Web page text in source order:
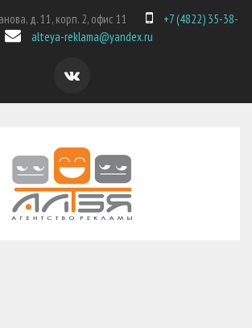
д. 11, корп. 2, офис 11
+7 (4822) 35-38-
alteya-reklama@yandex.ru